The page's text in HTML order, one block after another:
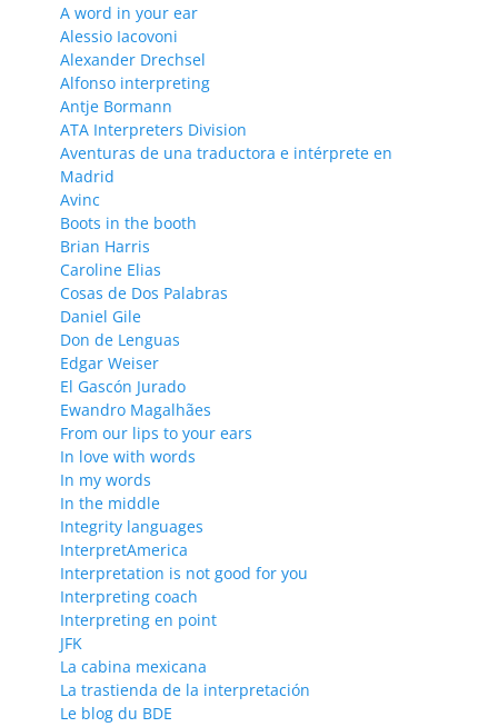
A word in your ear
Alessio Iacovoni
Alexander Drechsel
Alfonso interpreting
Antje Bormann
ATA Interpreters Division
Aventuras de una traductora e intérprete en
Madrid
Avinc
Boots in the booth
Brian Harris
Caroline Elias
Cosas de Dos Palabras
Daniel Gile
Don de Lenguas
Edgar Weiser
El Gascón Jurado
Ewandro Magalhães
From our lips to your ears
In love with words
In my words
In the middle
Integrity languages
InterpretAmerica
Interpretation is not good for you
Interpreting coach
Interpreting en point
JFK
La cabina mexicana
La trastienda de la interpretación
Le blog du BDE